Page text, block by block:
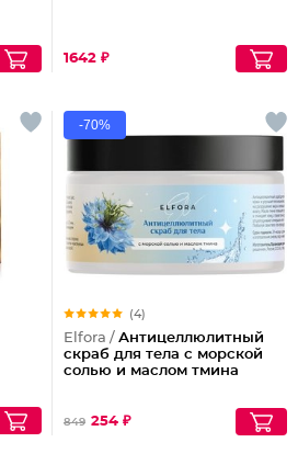
1642 ₽
-70%
(4)
Elfora / Антицеллюлитный
скраб для тела с морской
солью и маслом тмина
849 254 ₽